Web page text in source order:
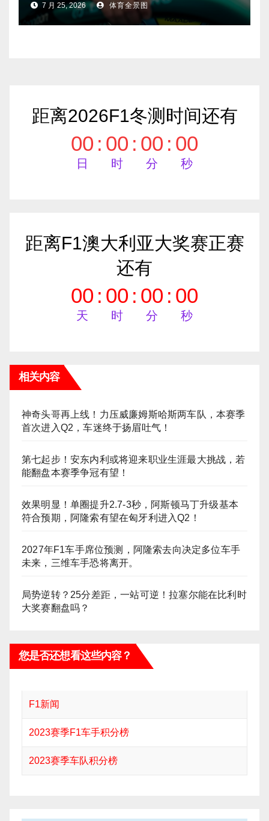
7 月 25, 2026 体育全景图
距离2026F1冬测时间还有
00
日
: 00
时
: 00
分
: 00
秒
距离F1澳大利亚大奖赛正赛
还有
00
天
: 00
时
: 00
分
: 00
秒
相关内容
神奇头哥再上线！力压威廉姆斯哈斯两车队，本赛季
首次进入Q2，车迷终于扬眉吐气！
第七起步！安东内利或将迎来职业生涯最大挑战，若
能翻盘本赛季争冠有望！
效果明显！单圈提升2.7-3秒，阿斯顿马丁升级基本
符合预期，阿隆索有望在匈牙利进入Q2！
2027年F1车手席位预测，阿隆索去向决定多位车手
未来，三维车手恐将离开。
局势逆转？25分差距，一站可逆！拉塞尔能在比利时
大奖赛翻盘吗？
您是否还想看这些内容？
F1新闻
2023赛季F1车手积分榜
2023赛季车队积分榜